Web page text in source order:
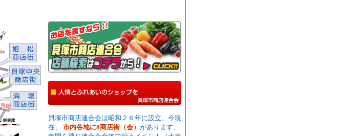
貝塚市商店連合会は昭和２６年に設立、今現
在、 市内各地に8商店街（会） があります、